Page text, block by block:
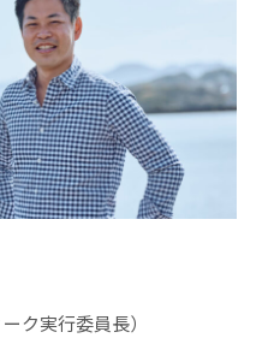
ク実行委員長）